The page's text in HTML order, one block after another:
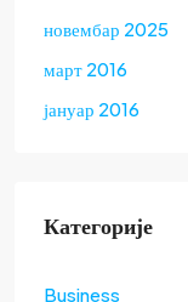
новембар 2025
март 2016
јануар 2016
Категорије
Business